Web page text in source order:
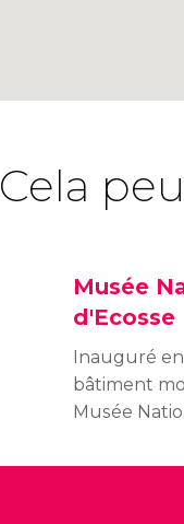
Cela
Musée
d'Ecosse
Inauguré en
bâtiment
Musée
objets,